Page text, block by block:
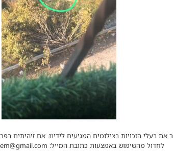
בעלי הזכויות בצילומים המגיעים לידינו. אם זיהיתים
לחדול מהשימוש באמצעות כתובת המייל: haredim.jerusalem@gmail.com